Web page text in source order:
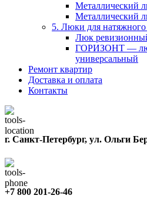
Металлический
Металлический
5. Люки для натяжного
Люк
ГОРИЗОНТ —
универсальный
Ремонт квартир
Доставка и оплата
Контакты
г. Санкт-Петербург, ул. Ольги
+7 800 201-26-46